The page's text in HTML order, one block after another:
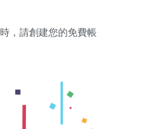
，請創建您的免費帳